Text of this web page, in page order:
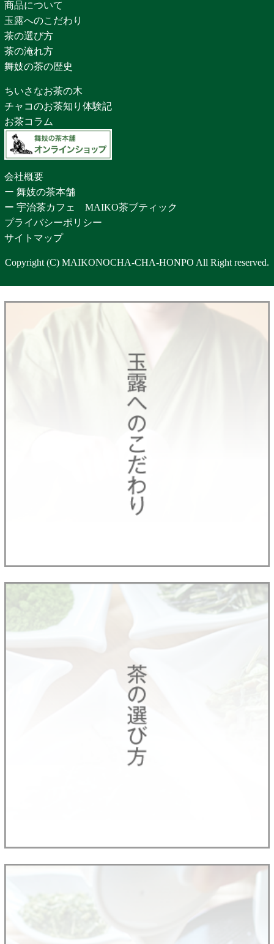
商品について
玉露へのこだわり
茶の選び方
茶の淹れ方
舞妓の茶の歴史
ちいさなお茶の木
チャコのお茶知り体験記
お茶コラム
会社概要
ー 舞妓の茶本舗
ー 宇治茶カフェ MAIKO茶ブティック
プライバシーポリシー
サイトマップ
Copyright (C) MAIKONOCHA-CHA-HONPO All Right reserved.